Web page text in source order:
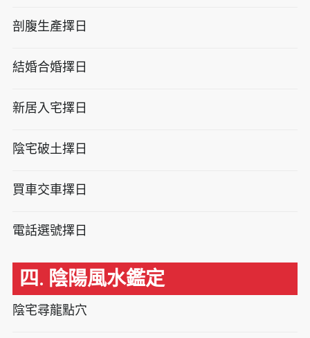
剖腹生產擇日
結婚合婚擇日
新居入宅擇日
陰宅破土擇日
買車交車擇日
電話選號擇日
四. 陰陽風水鑑定
陰宅尋龍點穴